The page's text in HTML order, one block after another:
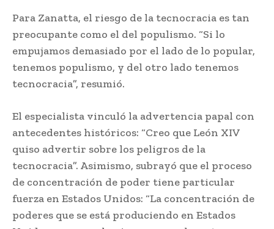
Para Zanatta, el riesgo de la tecnocracia es tan
preocupante como el del populismo. “Si lo
empujamos demasiado por el lado de lo popular,
tenemos populismo, y del otro lado tenemos
tecnocracia”, resumió.
El especialista vinculó la advertencia papal con
antecedentes históricos: “Creo que León XIV
quiso advertir sobre los peligros de la
tecnocracia”. Asimismo, subrayó que el proceso
de concentración de poder tiene particular
fuerza en Estados Unidos: “La concentración de
poderes que se está produciendo en Estados